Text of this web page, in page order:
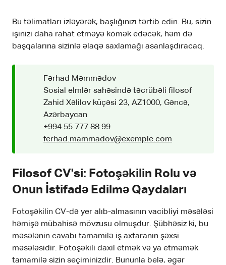
Bu təlimatları izləyərək, başlığınızı tərtib edin. Bu, sizin
işinizi daha rahat etməyə kömək edəcək, həm də
başqalarına sizinlə əlaqə saxlamağı asanlaşdıracaq.
Fərhad Məmmədov
Sosial elmlər sahəsində təcrübəli filosof
Zahid Xəlilov küçəsi 23, AZ1000, Gəncə,
Azərbaycan
+994 55 777 88 99
ferhad.mammadov@exemple.com
Filosof CV'si: Fotoşəkilin Rolu və
Onun İstifadə Edilmə Qaydaları
Fotoşəkilin CV-də yer alıb-almasının vacibliyi məsələsi
həmişə mübahisə mövzusu olmuşdur. Şübhəsiz ki, bu
məsələnin cavabı tamamilə iş axtaranın şəxsi
məsələsidir. Fotoşəkili daxil etmək və ya etməmək
tamamilə sizin seçiminizdir. Bununla belə, əgər